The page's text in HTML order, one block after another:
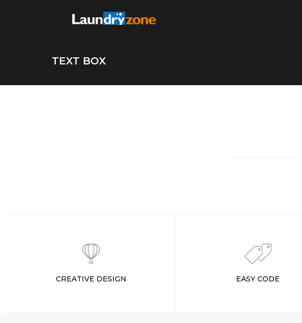
TEXT BOX
CREATIVE DESIGN EASY CODE